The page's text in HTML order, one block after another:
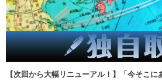
【次回から大幅リニューアル！】「今そこ